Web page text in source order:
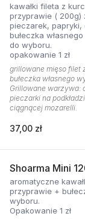
kawałki fileta z kurczaka w orientalnej
przyprawie ( 200g)
pieczarek, papryki,
bułeczka
do wyboru.
opakowanie 1 zł
grillowane mięso filet
bułeczka własnego
Grillowane warzywa:
pieczarki na
ciągnącej mozarelli.
37,00 zł
Shoarma Mini
aromatyczne kawałki fileta z
przyprawie + bułeczka własnego wypieku, surówka, sos do
wyboru.
Opakowanie 1 zł